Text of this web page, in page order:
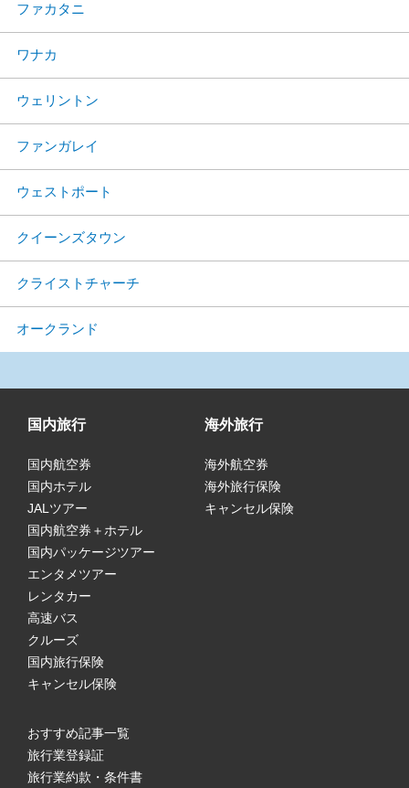
ファカタニ
ワナカ
ウェリントン
ファンガレイ
ウェストポート
クイーンズタウン
クライストチャーチ
オークランド
国内旅行
国内航空券
国内ホテル
JALツアー
国内航空券＋ホテル
国内パッケージツアー
エンタメツアー
レンタカー
高速バス
クルーズ
国内旅行保険
キャンセル保険
海外旅行
海外航空券
海外旅行保険
キャンセル保険
おすすめ記事一覧
旅行業登録証
旅行業約款・条件書